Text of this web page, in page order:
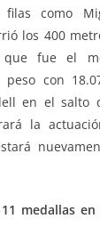
como
los 400
que fue el
peso con
en el salto
la
medallas